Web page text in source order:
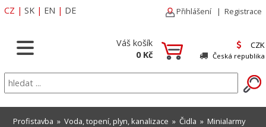
CZ | SK | EN | DE Přihlášení | Registrace
Váš košík
0 Kč
CZK
Česká republika
Profistavba » Voda, topení, plyn, kanalizace » Čidla » Minialarmy